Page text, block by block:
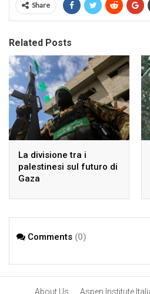
Share
Related Posts
La divisione tra i
palestinesi sul futuro di
Gaza
Comments (0)
About Us Aspen Institute